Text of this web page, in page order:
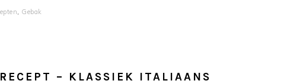
, Gebak
– KLASSIEK ITALIAANS